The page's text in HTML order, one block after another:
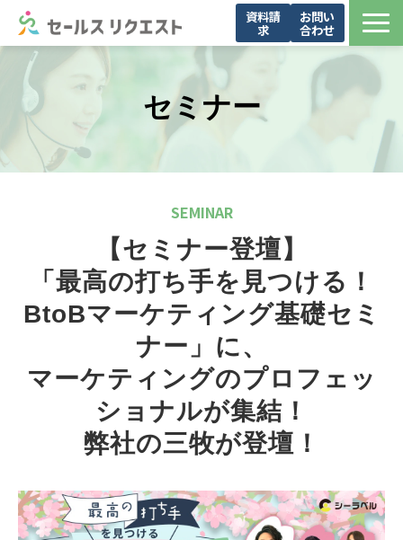
資料請
求
お問い
合わせ
サービス
お問い合わせ一覧
導入事例
セミナー・イベント
ブログ
会社概要
セミナー
SEMINAR
【セミナー登壇】
「最高の打ち手を見つける！
BtoBマーケティング基礎セミ
ナー」に、
マーケティングのプロフェッ
ショナルが集結！
弊社の三牧が登壇！